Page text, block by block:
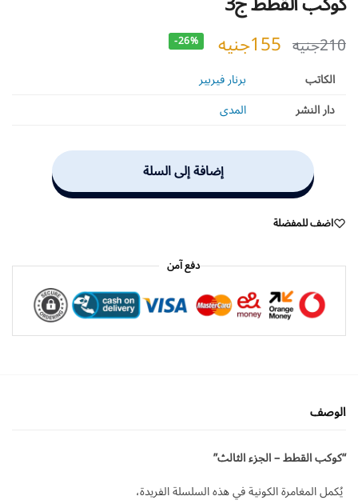
210جنيه 155جنيه -26%
الكاتب
برنار فيربير
دار النشر
المدى
إضافة إلى السلة
اضف للمفضلة
دفع آمن
الوصف
“كوكب القطط – الجزء الثالث”
يُكمل المغامرة الكونية في هذه السلسلة الفريدة،